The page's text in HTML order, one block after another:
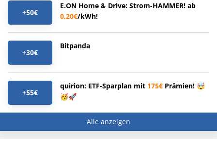
+50€
E.ON Home & Drive: Strom-HAMMER! ab
0,20€/kWh!
+30€
Bitpanda
+55€
quirion: ETF-Sparplan mit 175€ Prämien! 🤯
🥳🚀
Alle anzeigen